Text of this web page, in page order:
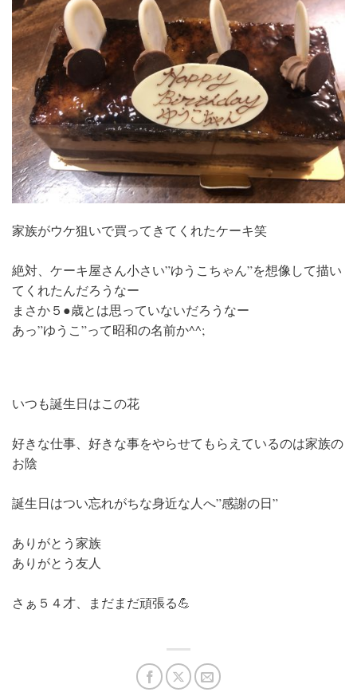
家族がウケ狙いで買ってきてくれたケーキ笑
絶対、ケーキ屋さん小さい”ゆうこちゃん”を想像して描い
てくれたんだろうなー
まさか５●歳とは思っていないだろうなー
あっ”ゆうこ”って昭和の名前か^^;
いつも誕生日はこの花
好きな仕事、好きな事をやらせてもらえているのは家族の
お陰
誕生日はつい忘れがちな身近な人へ”感謝の日”
ありがとう家族
ありがとう友人
さぁ５４才、まだまだ頑張る💪